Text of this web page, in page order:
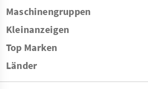
Maschinengruppen
Kleinanzeigen
Top Marken
Länder